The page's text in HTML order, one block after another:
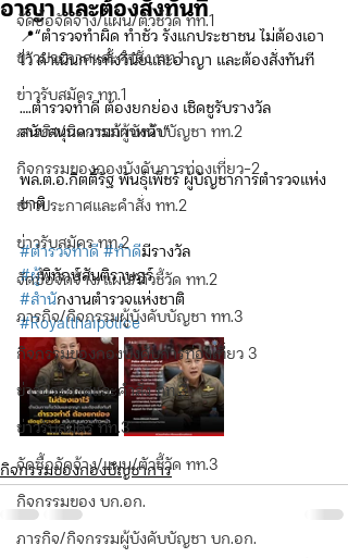
จัดซื้อจัดจ้าง/แผน/ตัวชี้วัด ทท.1
ข่าวประกาศและคำสั่ง ทท.1
ข่าวรับสมัคร ทท.1
ภารกิจ/กิจกรรมผู้บังคับบัญชา ทท.2
กิจกรรมของกองบังคับการท่องเที่ยว-2
ข่าวประกาศและคำสั่ง ทท.2
ข่าวรับสมัคร ทท.2
จัดซื้อจัดจ้าง/แผน/ตัวชี้วัด ทท.2
ภารกิจ/กิจกรรมผู้บังคับบัญชา ทท.3
กิจกรรมของกองบังคับการท่องเที่ยว 3
ข่าวประกาศและคำสั่ง ทท.3
ข่าวรับสมัคร ทท.3
จัดซื้อจัดจ้าง/แผน/ตัวชี้วัด ทท.3
กิจกรรมของ บก.อก.
ภารกิจ/กิจกรรมผู้บังคับบัญชา บก.อก.
อาญา และต้องสั่งทันที
📍“ตำรวจทำผิด ทำชั่ว รังแกประชาชน ไม่ต้องเอา
ไว้ ดำเนินการทั้งวินัยและอาญา และต้องสั่งทันที
….ตำรวจทำดี ต้องยกย่อง เชิดชูรับรางวัล
สนับสนุนความก้าวหน้า“
พล.ต.อ.กิตติ์รัฐ พันธุ์เพ็ชร์ ผู้บัญชาการตำรวจแห่ง
ชาติ
#ตำรวจทำดี #ทำดีมีรางวัล
#ผู้พิทักษ์สันติราษฎร์
#สำนักงานตำรวจแห่งชาติ
#Royalthaipolice
กิจกรรมของกองบัญชาการ